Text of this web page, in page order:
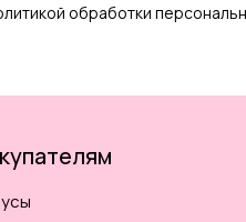
обработки